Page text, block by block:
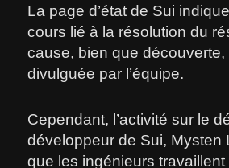
La page d’état de Sui
cours lié à la résolution du
cause, bien que découverte,
divulguée par l’équipe.
Cependant, l’activité sur le
développeur de Sui, Mysten
que les ingénieurs